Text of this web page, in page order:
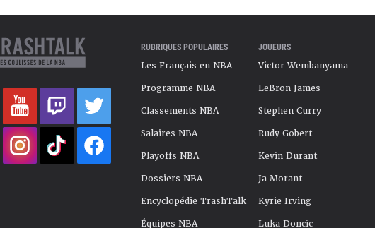
RUBRIQUES POPULAIRES
Les Français en NBA
Programme NBA
Classements NBA
Salaires NBA
Playoffs NBA
Dossiers NBA
Encyclopédie TrashTalk
Équipes NBA
JOUEURS
Victor Wembanyama
LeBron James
Stephen Curry
Rudy Gobert
Kevin Durant
Ja Morant
Kyrie Irving
Luka Doncic